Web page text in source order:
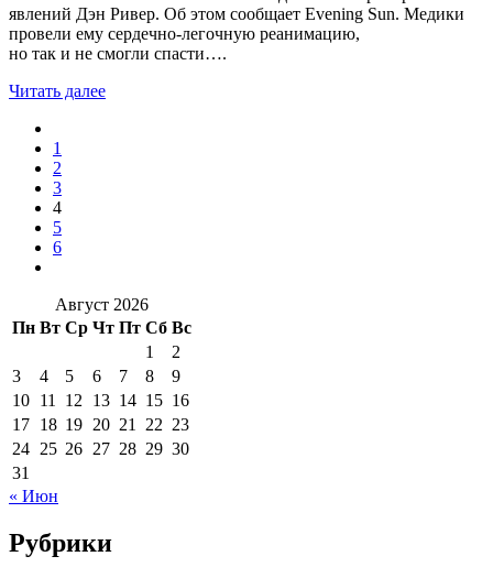
явлений Дэн Ривер. Об этом сообщает Evening Sun. Медики
провели ему сердечно-легочную реанимацию,
но так и не смогли спасти….
Читать далее
1
2
3
4
5
6
Август 2026
Пн Вт Ср Чт Пт Сб Вс
1
2
3
4 5 6 7 8
9
10 11 12 13 14 15 16
17 18 19 20 21 22 23
24 25 26 27 28 29 30
31
« Июн
Рубрики